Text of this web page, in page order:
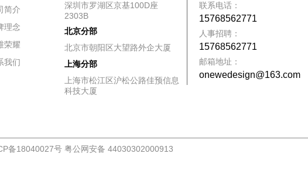
简介
理念
荣耀
我们
深圳市罗湖区京基100D座
2303B
北京分部
北京市朝阳区大望路外企大厦
上海分部
上海市松江区沪松公路佳预信息
科技大厦
联系电话：
15768562771
人事招聘：
15768562771
邮箱地址：
onewedesign@163.com
备18040027号粤公网安备 44030302000913